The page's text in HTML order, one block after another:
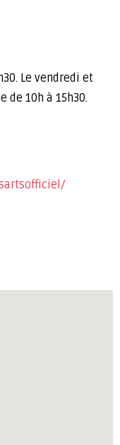
Le vendredi et
de 10h à 15h30.